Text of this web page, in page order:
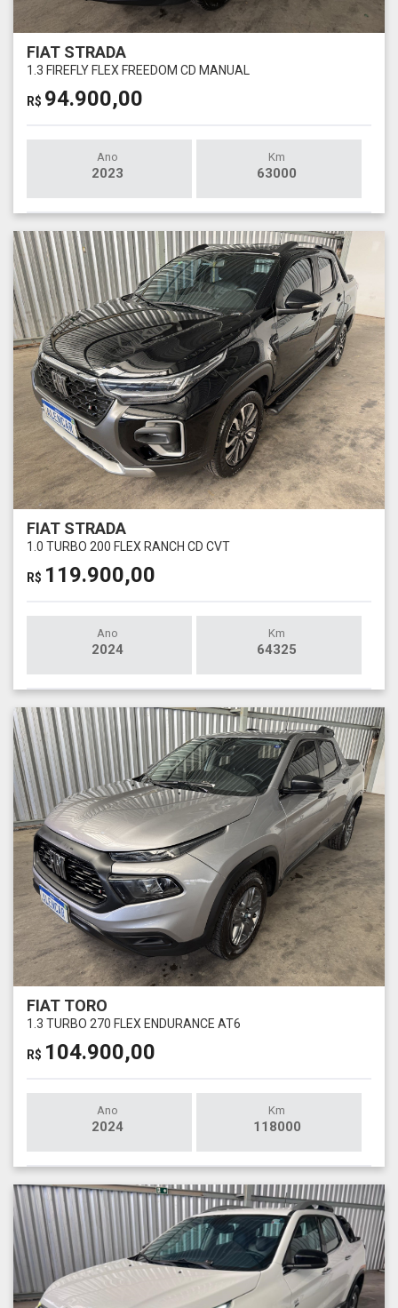
FIAT STRADA
1.3 FIREFLY FLEX FREEDOM CD MANUAL
R$ 94.900,00
Ano
2023
Km
63000
FIAT STRADA
1.0 TURBO 200 FLEX RANCH CD CVT
R$ 119.900,00
Ano
2024
Km
64325
FIAT TORO
1.3 TURBO 270 FLEX ENDURANCE AT6
R$ 104.900,00
Ano
2024
Km
118000